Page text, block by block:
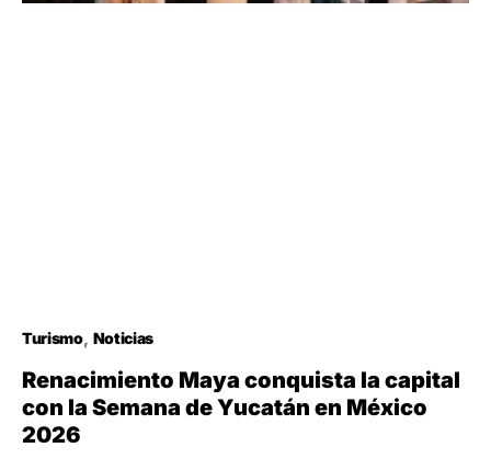
Turismo Noticias
Renacimiento Maya conquista la capital
con la Semana de Yucatán en México
2026